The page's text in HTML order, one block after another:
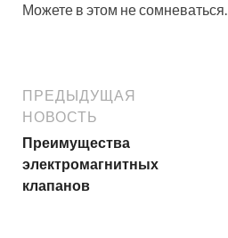
Можете в этом не сомневаться.
ПРЕДЫДУЩАЯ
НОВОСТЬ
Преимущества
электромагнитных
клапанов